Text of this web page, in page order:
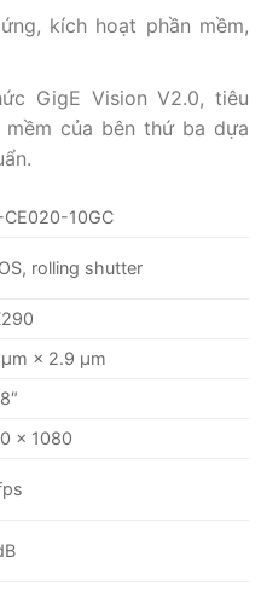
kích hoạt phần mềm,
GigE Vision V2.0, tiêu
mềm của bên thứ ba dựa
CE020-10GC
rolling shutter
× 2.9 μm
× 1080